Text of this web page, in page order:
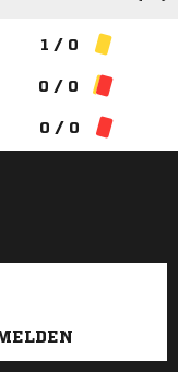
1 / 0
0 / 0
0 / 0